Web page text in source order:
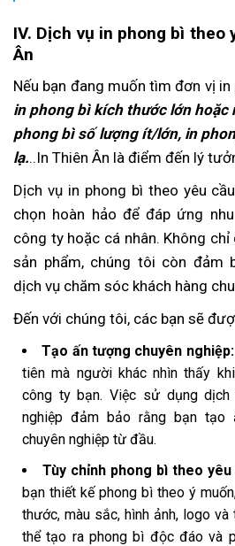
IV. Dịch vụ in phong bì theo
Ân
Nếu bạn đang muốn tìm đơn vị
in phong bì kích thước lớn hoặc
phong bì số lượng ít/lớn, in
lạ...In Thiên Ân là điểm đến lý
Dịch vụ in phong bì theo yêu
chọn hoàn hảo để đáp ứng
công ty hoặc cá nhân. Không
sản phẩm, chúng tôi còn đảm
dịch vụ chăm sóc khách hàng
Đến với chúng tôi, các bạn sẽ
Tạo ấn tượng chuyên nghiệp:
tiên mà người khác nhìn thấy
công ty bạn. Việc sử dụng
nghiệp đảm bảo rằng bạn tạo
chuyên nghiệp từ đầu.
Tùy chỉnh phong bì theo yêu
bạn thiết kế phong bì theo ý
thước, màu sắc, hình ảnh, logo
thể tạo ra phong bì độc đáo và